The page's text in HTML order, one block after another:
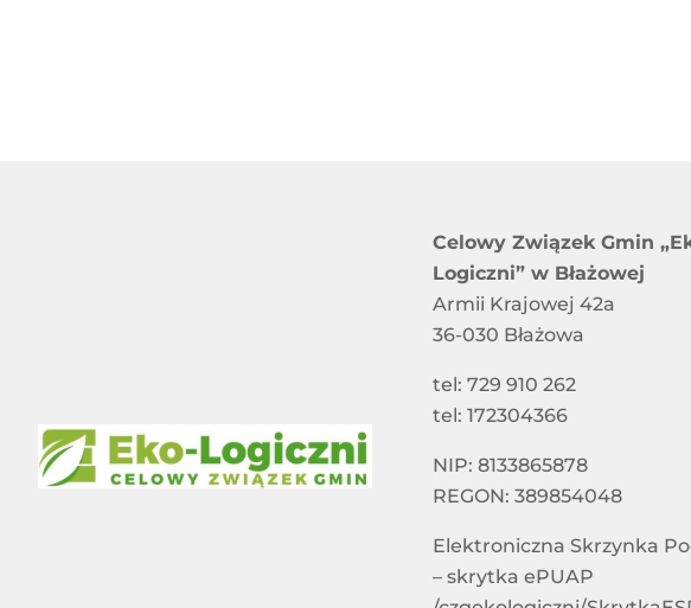
Celowy Związek Gmin
Logiczni” w Błażowej
Armii Krajowej 42a
36-030 Błażowa
tel: 729 910 262
tel: 172304366
NIP: 8133865878
REGON: 389854048
Elektroniczna Skrzynka
– skrytka ePUAP